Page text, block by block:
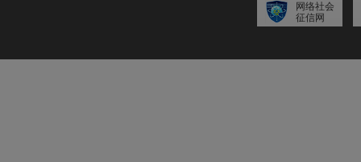
网络社会
征信网